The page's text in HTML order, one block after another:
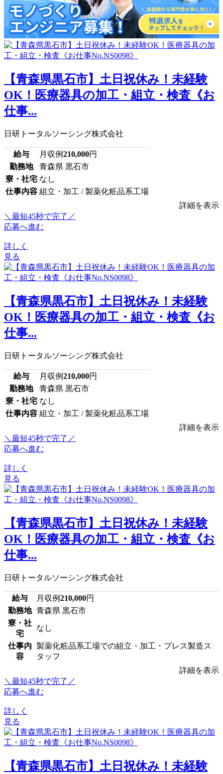
【青森県黒石市】土日祝休み！未経験
OK！医療器具の加工・組立・検査《お
仕事...
日研トータルソーシング株式会社
給与 月収例210,000円
勤務地
青森県 黒石市
寮・社宅 なし
仕事内容 組立・加工 / 製薬化粧品系工場
詳細を表示
＼最短45秒で完了／
応募へ進む
詳しく
見る
【青森県黒石市】土日祝休み！未経験
OK！医療器具の加工・組立・検査《お
仕事...
日研トータルソーシング株式会社
給与 月収例210,000円
勤務地
青森県 黒石市
寮・社宅 なし
仕事内容 組立・加工 / 製薬化粧品系工場
詳細を表示
＼最短45秒で完了／
応募へ進む
詳しく
見る
【青森県黒石市】土日祝休み！未経験
OK！医療器具の加工・組立・検査《お
仕事...
日研トータルソーシング株式会社
給与 月収例210,000円
勤務地 青森県 黒石市
寮・社
宅
なし
仕事内
容
製薬化粧品系工場での組立・加工・プレス製造ス
タッフ
詳細を表示
＼最短45秒で完了／
応募へ進む
詳しく
見る
【青森県黒石市】土日祝休み！未経験